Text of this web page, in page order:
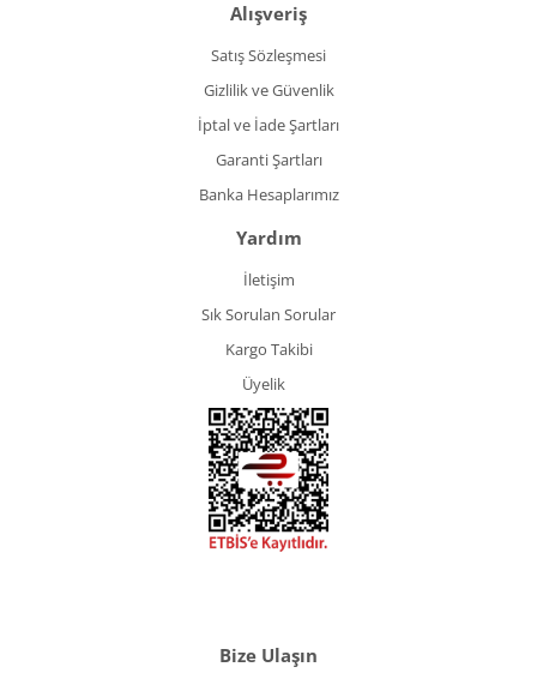
Alışveriş
Satış Sözleşmesi
Gizlilik ve Güvenlik
İptal ve İade Şartları
Garanti Şartları
Banka Hesaplarımız
Yardım
İletişim
Sık Sorulan Sorular
Kargo Takibi
Üyelik
Bize Ulaşın